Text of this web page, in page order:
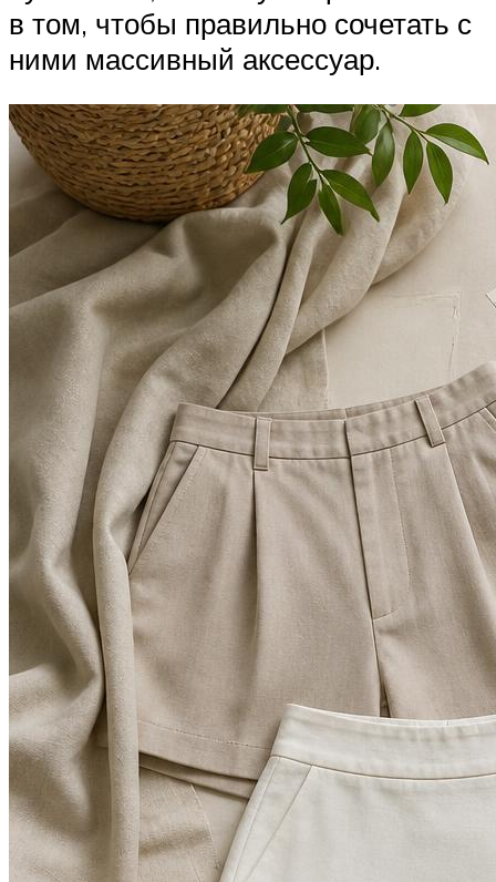
в том, чтобы правильно сочетать с
ними массивный аксессуар.